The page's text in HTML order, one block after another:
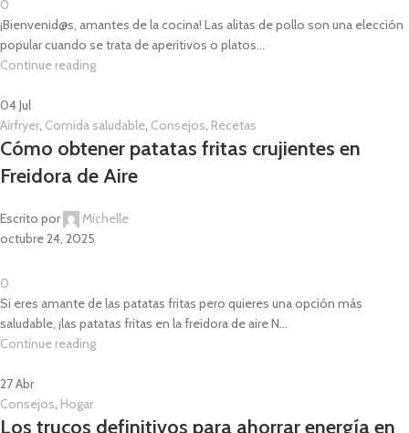
0
¡Bienvenid@s, amantes de la cocina! Las alitas de pollo son una elección
popular cuando se trata de aperitivos o platos...
Continue reading
04Jul
Airfryer Comida saludable Consejos Recetas
Cómo obtener patatas fritas crujientes en
Freidora de Aire
Escrito por
Michelle
octubre 24, 2025
0
Si eres amante de las patatas fritas pero quieres una opción más
saludable, ¡las patatas fritas en la freidora de aire N...
Continue reading
27Abr
Consejos Hogar
Los trucos definitivos para ahorrar energía en